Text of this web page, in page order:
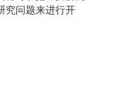
究问题来进行开